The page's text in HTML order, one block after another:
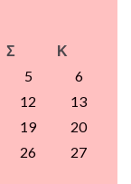
Σ
Κ
5
6
12
13
19
20
26
27